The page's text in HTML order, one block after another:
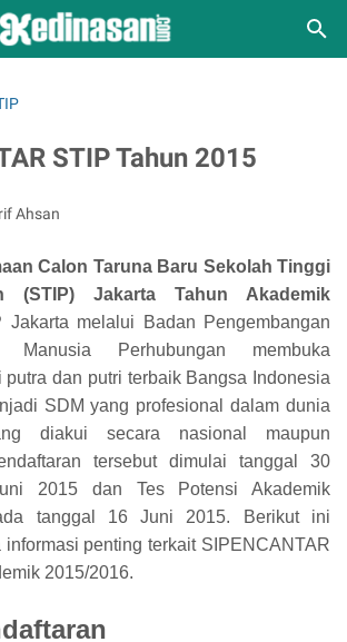
STIP Tahun 2015
Ahsan
Calon Taruna Baru Sekolah Tinggi
(STIP) Jakarta Tahun Akademik
Jakarta melalui Badan Pengembangan
Manusia Perhubungan membuka
putra dan putri terbaik Bangsa Indonesia
SDM yang profesional dalam dunia
diakui secara nasional maupun
tersebut dimulai tanggal 30
2015 dan Tes Potensi Akademik
tanggal 16 Juni 2015. Berikut ini
penting terkait SIPENCANTAR
2015/2016.